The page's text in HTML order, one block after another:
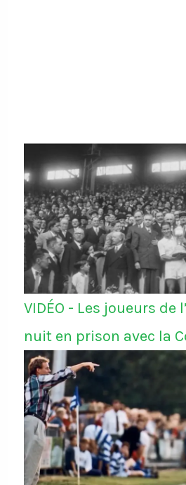
VIDÉO - Les joueurs de
nuit en prison avec la